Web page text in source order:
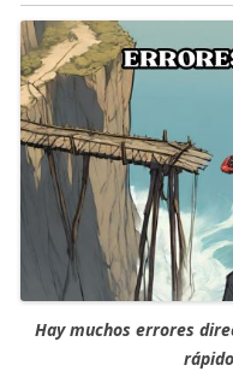
Hay muchos errores